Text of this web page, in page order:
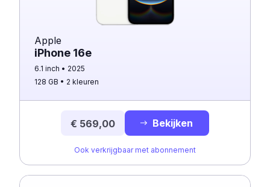
Apple
iPhone 16e
6.1 inch
2025
128 GB
2 kleuren
€ 569,00 Bekijken
Ook verkrijgbaar met abonnement